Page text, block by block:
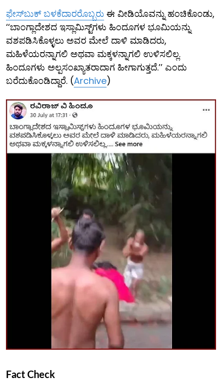
ಫೇಸ್​ಬುಕ್ ಬಳಕೆದಾರರೊಬ್ಬರು ಈ ವೀಡಿಯೊವನ್ನು ಹಂಚಿಕೊಂಡು,
‘‘ಬಾಂಗ್ಲಾದೇಶದ ಇಸ್ಲಾಮಿಸ್ಟ್‌ಗಳು ಹಿಂದೂಗಳ ಭೂಮಿಯನ್ನು
ವಶಪಡಿಸಿಕೊಳ್ಳಲು ಅವರ ಮೇಲೆ ದಾಳಿ ಮಾಡಿದರು,
ಮಹಿಳೆಯರನ್ನಾಗಲಿ ಅಥವಾ ಮಕ್ಕಳನ್ನಾಗಲಿ ಉಳಿಸಲಿಲ್ಲ.
ಹಿಂದೂಗಳು ಅಲ್ಪಸಂಖ್ಯಾತರಾದಾಗ ಹೀಗಾಗುತ್ತದೆ.’’ ಎಂದು
ಬರೆದುಕೊಂಡಿದ್ದಾರೆ. (Archive)
Fact Check